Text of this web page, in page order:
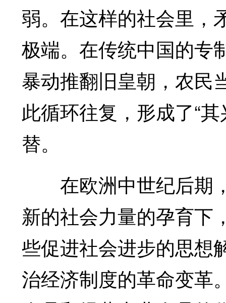
弱。在这样的社会里，
极端。在传统中国的专
暴动推翻旧皇朝，农民
此循环往复，形成了“
替。
在欧洲中世纪后期
新的社会力量的孕育下
些促进社会进步的思想
治经济制度的革命变革